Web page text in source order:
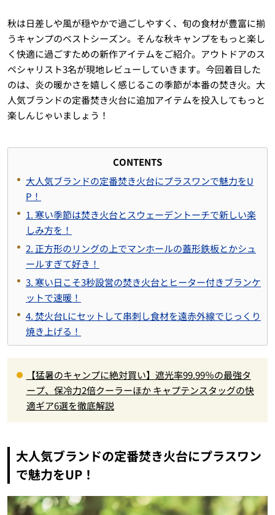
秋は日差しや風が穏やかで過ごしやすく、旬の食材が豊富に揃
うキャンプのベストシーズン。そんな秋キャンプをもっと楽し
く快適に過ごすための新作アイテムをご紹介。アウトドアのス
ペシャリスト3名が現地レビューしていきます。今回着目した
のは、炎の暖かさを嬉しく感じるこの季節が本番の焚き火。大
人気ブランドの定番焚き火台に追加アイテムを投入してもっと
楽しんじゃいましょう！
CONTENTS
大人気ブランドの定番焚き火台にプラスワンで魅力をU
P！
1. 寒い季節は焚き火台とスウェーデントーチで新しい楽
しみ方を！
2. 正方形のリングの上でマンホールの蓋形鉄板とかシュ
ールすぎて好き！
3. 寒い日こそ3秒設営の焚き火台とヒーター付きブランケ
ットで速暖！
4. 焚火台Lにセットして串刺し食材を遠赤外線でじっくり
焼き上げる！
【猛暑のキャンプに絶対買い】遮光率99.99％の最強タ
ープ、保冷力2倍クーラーほか キャプテンスタッグの快
適ギア6選を徹底解説
大人気ブランドの定番焚き火台にプラスワン
で魅力をUP！